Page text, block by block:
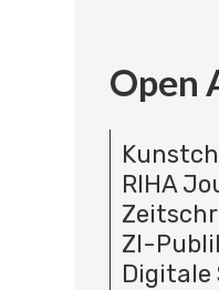
Open
RIHA
ZI-
Digitale